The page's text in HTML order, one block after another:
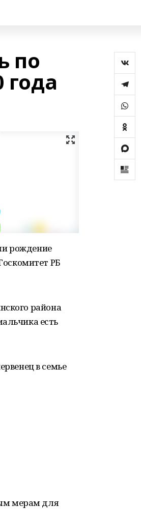
по
года
рождение
РБ
района
есть
в семье
мерам для